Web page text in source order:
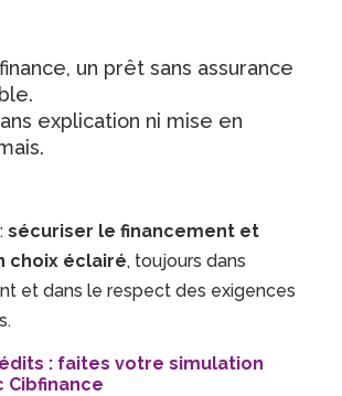
un prêt sans assurance
explication ni mise en
sécuriser le financement et
choix éclairé, toujours dans
et dans le respect des exigences
: faites votre simulation
Cibfinance